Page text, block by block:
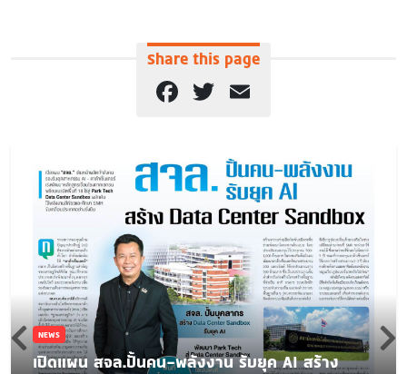
Share this page
Facebook
Twitter
NEWS
เปิดแผน สจล.ปั้นคน-พลังงาน รับยุค AI สร้าง